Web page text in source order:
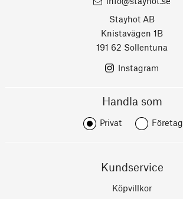
Stayhot AB
Knistavägen 1B
191 62 Sollentuna
info@stayhot.se
Instagram
Handla som
Privat Företag
Kundservice
Köpvillkor